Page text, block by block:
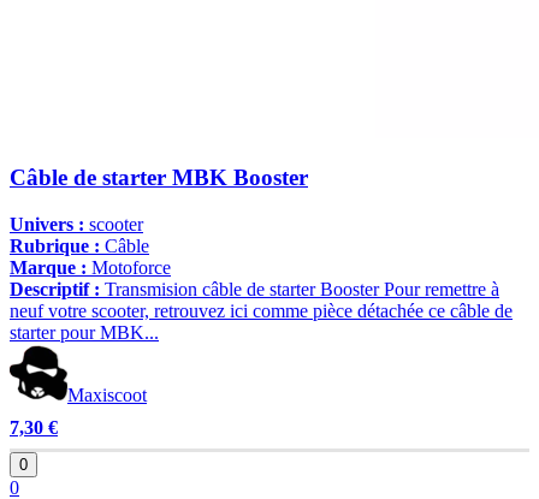
Câble de starter MBK Booster
Univers : scooter
Rubrique : Câble
Marque : Motoforce
Descriptif : Transmision câble de starter Booster Pour remettre à
neuf votre scooter, retrouvez ici comme pièce détachée ce câble de
starter pour MBK...
Maxiscoot
7,30 €
0
0